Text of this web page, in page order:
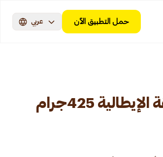
حمل التطبيق الآن عربي
425جرام